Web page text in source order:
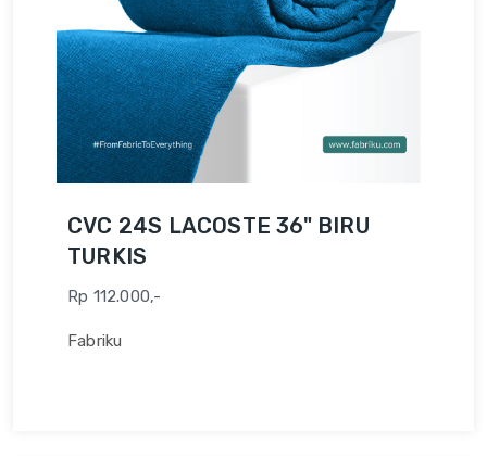
CVC 24S LACOSTE 36" BIRU
TURKIS
Rp 112.000,-
Fabriku